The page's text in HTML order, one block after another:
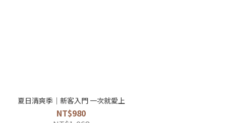
夏日清爽季｜新客入門 一次就愛上
NT$980